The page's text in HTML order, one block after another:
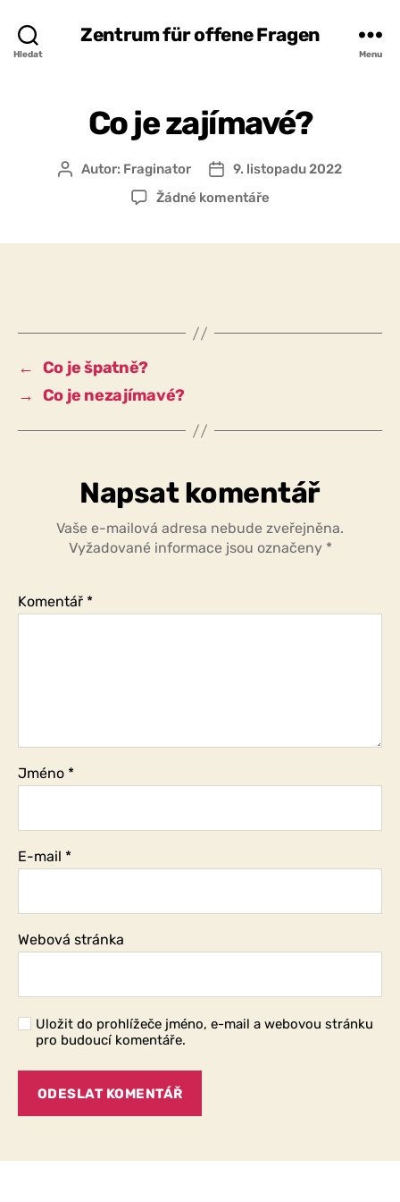
Hledat
Zentrum für offene Fragen
Menu
Co je zajímavé?
AutorAutor: Fraginator
Datum
příspěvku
9. listopadu 2022
Žádné komentářeu
← Co je špatně?
→ Co je nezajímavé?
Napsat komentář
Vaše e-mailová adresa nebude zveřejněna.
Vyžadované informace jsou označeny *
Komentář *
Jméno *
E-mail *
Webová stránka
Uložit do prohlížeče jméno, e-mail a webovou stránku
pro budoucí komentáře.